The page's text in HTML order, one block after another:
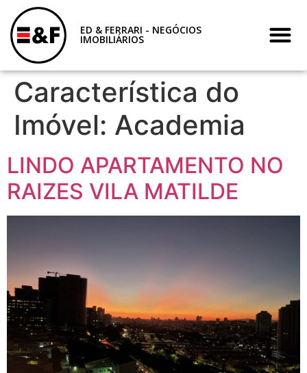
ED & FERRARI - NEGÓCIOS
IMOBILIÁRIOS
Característica do
Imóvel: Academia
LINDO APARTAMENTO NO
RAIZES VILA MATILDE